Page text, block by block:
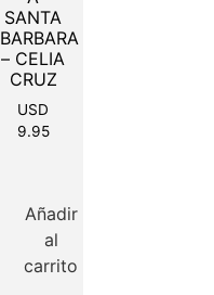
SANTA
BARBARA
– CELIA
CRUZ
USD
9.95
Añadir
al
carrito